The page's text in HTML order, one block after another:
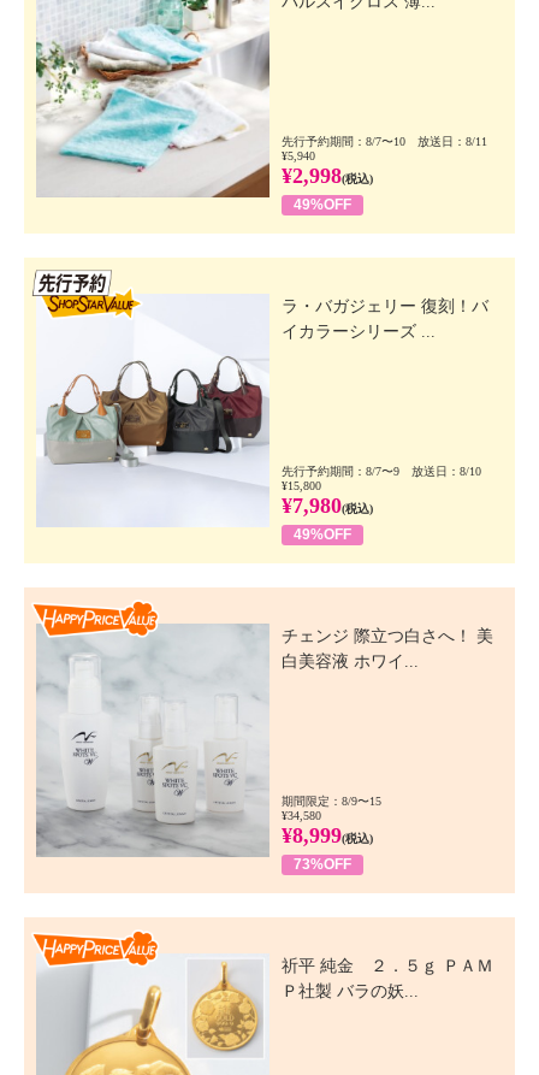
先行予約期間：8/7〜10 放送日：8/11
¥5,940
¥2,998(税込)
49%OFF
ラ・バガジェリー 復刻！バ
イカラーシリーズ ...
先行予約期間：8/7〜9 放送日：8/10
¥15,800
¥7,980(税込)
49%OFF
チェンジ 際立つ白さへ！ 美
白美容液 ホワイ...
期間限定：8/9〜15
¥34,580
¥8,999(税込)
73%OFF
祈平 純金 ２．５ｇ ＰＡＭ
Ｐ社製 バラの妖...